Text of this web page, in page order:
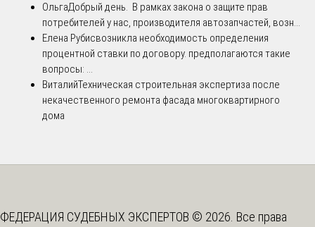
ОльгаДобрый день. В рамках закона о защите прав
потребителей у нас, производителя автозапчастей, возн...
Елена Рубисвозникла необходимость определения
процентной ставки по договору. предполагаются такие
вопросы: ...
ВиталийТехническая строительная экспертиза после
некачественного ремонта фасада многоквартирного
дома
ФЕДЕРАЦИЯ СУДЕБНЫХ ЭКСПЕРТОВ © 2026. Все права